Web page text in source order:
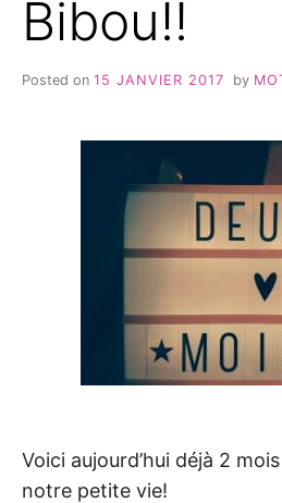
Bibou!!
Posted on 15 JANVIER 2017 by
Voici aujourd’hui déjà 2
notre petite vie!